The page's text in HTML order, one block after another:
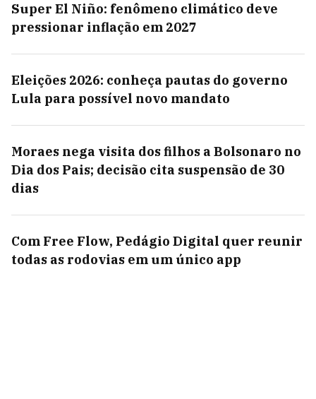
Super El Niño: fenômeno climático deve
pressionar inflação em 2027
Eleições 2026: conheça pautas do governo
Lula para possível novo mandato
Moraes nega visita dos filhos a Bolsonaro no
Dia dos Pais; decisão cita suspensão de 30
dias
Com Free Flow, Pedágio Digital quer reunir
todas as rodovias em um único app